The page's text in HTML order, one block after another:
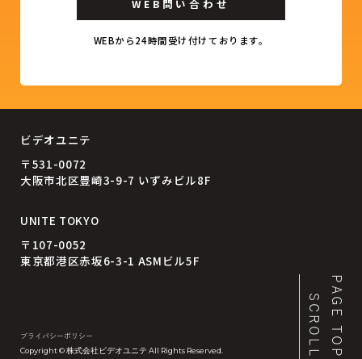
WEB問い合わせ
WEBから24時間受け付けております。
ビデオユニテ
〒531-0072
大阪市北区豊崎3-9-7 いずみビル8F
UNITE TOKYO
〒107-0052
東京都港区赤坂6-3-1 ASMビル5F
プライバシーポリシー
Copyright © 株式会社ビデオユニテ All Rights Reserved. SCROLLPAGE TOP